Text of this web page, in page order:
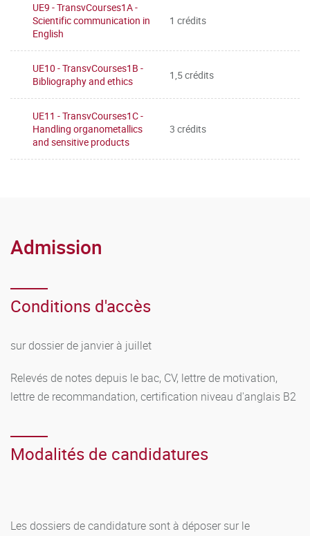
UE9 - TransvCourses1A -
Scientific communication in
English
1 crédits
UE10 - TransvCourses1B -
Bibliography and ethics
1,5 crédits
UE11 - TransvCourses1C -
Handling organometallics
and sensitive products
3 crédits
Admission
Conditions d'accès
sur dossier de janvier à juillet
Relevés de notes depuis le bac, CV, lettre de motivation,
lettre de recommandation, certification niveau d'anglais B2
Modalités de candidatures
Les dossiers de candidature sont à déposer sur le